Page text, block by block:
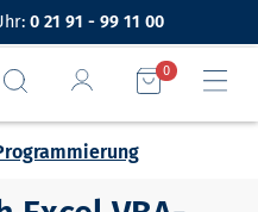
0 21 91 - 99 11 00
0